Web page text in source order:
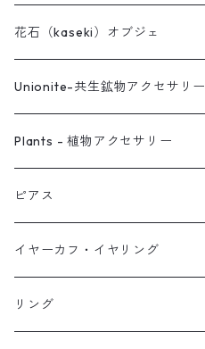
花石（kaseki）オブジェ
Unionite-共生鉱物アクセサリー
ピアス
ネックレス
イヤーカフ
イヤリング
Plants - 植物アクセサリー
ピアス
ネックレス
リング
ピアス
スタッド・一粒
フック・ぶら下がり
イヤーカフ・イヤリング
原石イヤーカフ
リング